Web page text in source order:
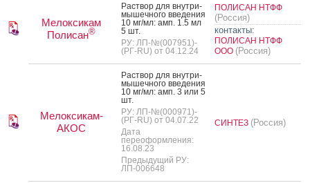
Мелоксикам
Полисан®
Рас­твор для внут­ри­
мышеч­но­го вве­дения
10 мг/мл: амп. 1.5 мл
5 шт.
РУ: ЛП-№(007951)-
(РГ-RU) от 04.12.24
ПОЛИСАН НТФФ
(Россия)
контакты:
ПОЛИСАН НТФФ
ООО (Россия)
Мелоксикам-
АКОС
Рас­твор для внут­ри­
мышеч­но­го вве­дения
10 мг/мл: амп. 3 или 5
шт.
РУ: ЛП-№(000971)-
(РГ-RU) от 04.07.22
Дата
переоформления:
16.08.23
Предыдущий РУ:
ЛП-006648
СИНТЕЗ (Россия)